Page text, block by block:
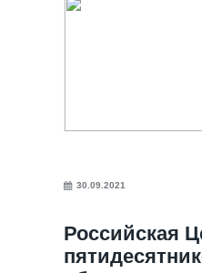
30.09.2021
Российская